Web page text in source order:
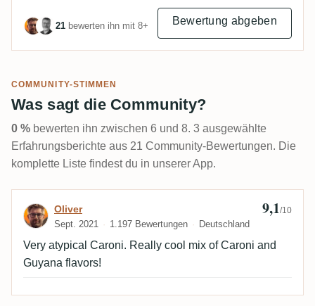
21 bewerten ihn mit 8+ Bewertung abgeben
COMMUNITY-STIMMEN
Was sagt die Community?
0 % bewerten ihn zwischen 6 und 8. 3 ausgewählte
Erfahrungsberichte aus 21 Community-Bewertungen. Die
komplette Liste findest du in unserer App.
Bewertung von Oliver
Oliver
Sept. 2021 1.197 Bewertungen Deutschland
9,1/10
Very atypical Caroni. Really cool mix of Caroni and
Guyana flavors!